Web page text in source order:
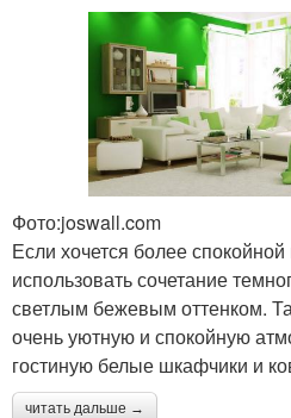
Фото:joswall.com
Если хочется более
использовать сочетание
светлым бежевым оттенком.
очень уютную и спокойную
гостиную белые шкафчики и
читать дальше →